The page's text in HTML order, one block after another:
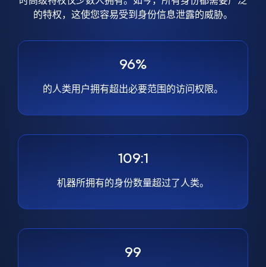
的特权，这使您容易受到身份信息泄露的威胁。
96%
的人类用户拥有超出必要范围的访问权限。
109:1
机器所拥有的身份数量超过了人类。
99